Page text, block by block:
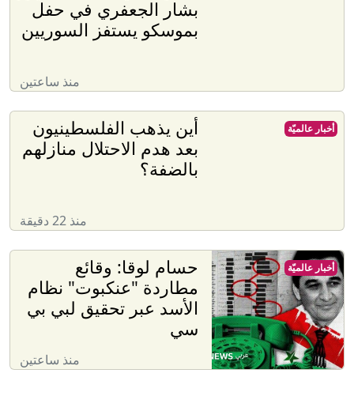
بشار الجعفري في حفل
بموسكو يستفز السوريين
منذ ساعتين
أين يذهب الفلسطينيون
بعد هدم الاحتلال منازلهم
بالضفة؟
منذ 22 دقيقة
أخبار عالميّة
حسام لوقا: وقائع
مطاردة "عنكبوت" نظام
الأسد عبر تحقيق لبي بي
سي
منذ ساعتين
أخبار عالميّة